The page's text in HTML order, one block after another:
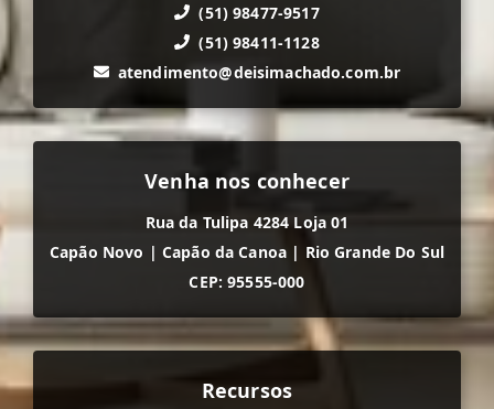
(51) 98477-9517
(51) 98411-1128
atendimento@deisimachado.com.br
Venha nos conhecer
Rua da Tulipa 4284 Loja 01
Capão Novo | Capão da Canoa | Rio Grande Do Sul
CEP: 95555-000
Recursos